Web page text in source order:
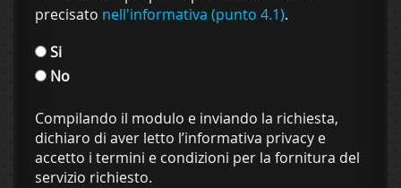
precisato nell'informativa (punto 4.1).
Si
No
Compilando il modulo e inviando la richiesta,
dichiaro di aver letto l’informativa privacy e
accetto i termini e condizioni per la fornitura del
servizio richiesto.